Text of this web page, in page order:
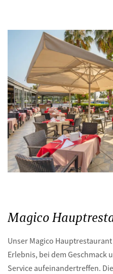
Magico
Unser Magico
Erlebnis, bei dem Geschmack
Service aufeinandertreffen.